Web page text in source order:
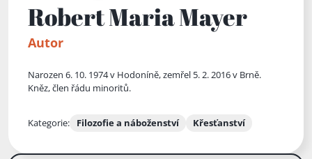
Robert Maria Mayer
Autor
Narozen 6. 10. 1974 v Hodoníně, zemřel 5. 2. 2016 v Brně.
Kněz, člen řádu minoritů.
Kategorie: Filozofie a náboženství Křesťanství